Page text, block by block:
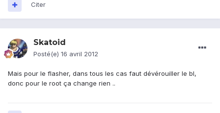
Citer
Skatoid
Posté(e) 16 avril 2012
Mais pour le flasher, dans tous les cas faut dévérouiller le bl,
donc pour le root ça change rien ..